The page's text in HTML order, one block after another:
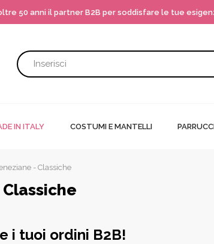
50 anni il partner B2B per soddisfare le tue
IN ITALY COSTUMI E MANTELLI
Classiche
- Classiche
i tuoi ordini B2B!